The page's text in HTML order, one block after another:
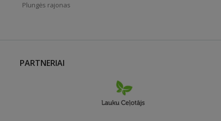
Plungės rajonas
PARTNERIAI